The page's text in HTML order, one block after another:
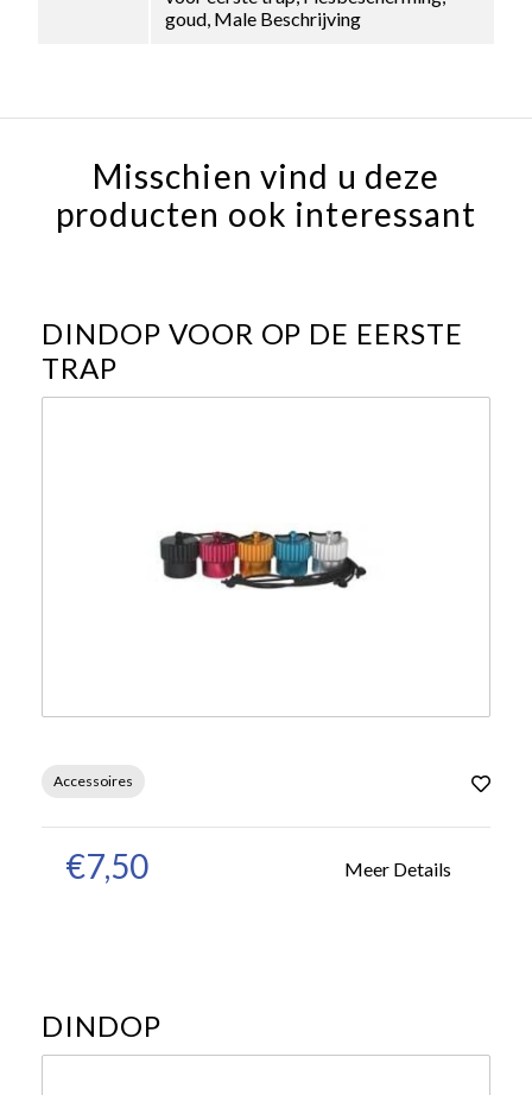
goud, Male Beschrijving
Misschien vind u deze
producten ook interessant
DINDOP VOOR OP DE EERSTE
TRAP
Accessoires
€7,50 Meer Details
DINDOP